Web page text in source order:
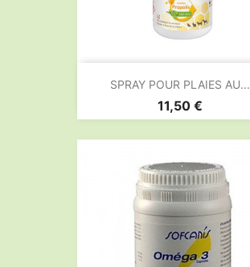
SPRAY POUR PLAIES AU...
Prix
11,50 €